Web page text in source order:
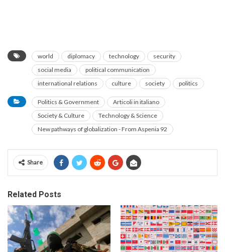
world diplomacy technology
security
social media
political communication
international relations
culture society politics
Politics & Government
Articoli in italiano
Society & Culture
Technology & Science
New pathways of globalization - From Aspenia 92
Share
Related Posts